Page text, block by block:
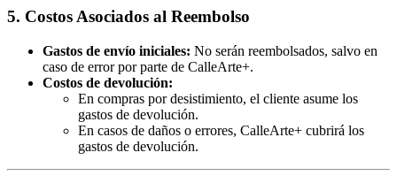
5. Costos Asociados al Reembolso
Gastos de envío iniciales: No serán reembolsados, salvo en
caso de error por parte de CalleArte+.
Costos de devolución:
En compras por desistimiento, el cliente asume los
gastos de devolución.
En casos de daños o errores, CalleArte+ cubrirá los
gastos de devolución.